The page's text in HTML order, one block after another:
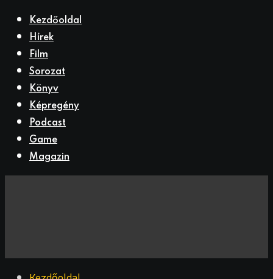
Kezdőoldal
Hírek
Film
Sorozat
Könyv
Képregény
Podcast
Game
Magazin